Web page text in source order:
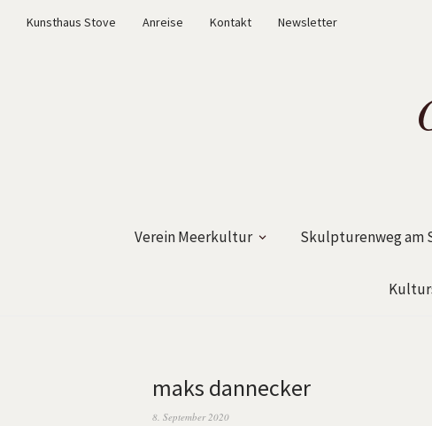
Kunsthaus Stove Anreise Kontakt Newsletter
Verein Meerkultur Skulpturenweg am
maks dannecker
8. September 2020